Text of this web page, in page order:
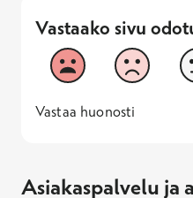
Vastaako sivu
Vastaako sivu
1
Vastaa huonosti
2 3
1 -
Vastaa huonosti
—
Asiakaspalvelu ja